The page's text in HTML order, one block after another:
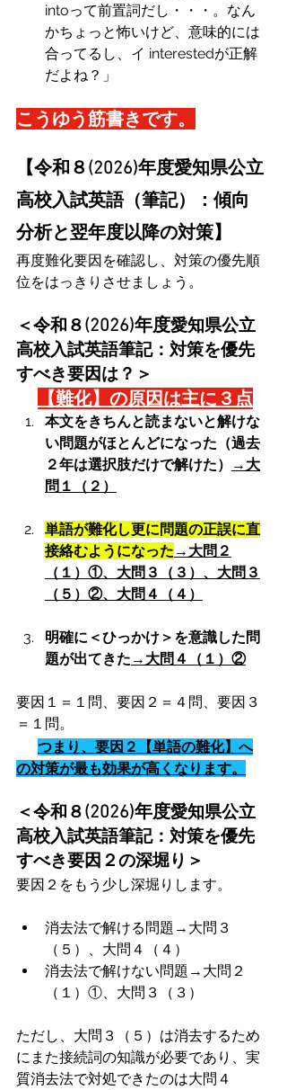
intoって前置詞だし・・・。なん
かちょっと怖いけど、意味的には
合ってるし、イ interestedが正解
だよね？」
こうゆう筋書きです。
【令和８(2026)年度愛知県公立
高校入試英語（筆記）：傾向
分析と翌年度以降の対策】
再度難化要因を確認し、対策の優先順
位をはっきりさせましょう。
＜令和８(2026)年度愛知県公立
高校入試英語筆記：対策を優先
すべき要因は？＞
【難化】の原因は主に３点
本文をきちんと読まないと解けな
い問題がほとんどになった（過去
２年は選択肢だけで解けた）
→大
問１（２）
単語が難化し更に問題の正誤に直
接絡むようになった →大問２
（１）①、大問３（３）、大問３
（５）②、大問４（４）
明確に＜ひっかけ＞を意識した問
題が出てきた →大問４（１）②
要因１＝１問、要因２＝４問、要因３
＝１問。
つまり、要因２【単語の難化】へ
の対策が最も効果が高くなります。
＜令和８(2026)年度愛知県公立
高校入試英語筆記：対策を優先
すべき要因２の深堀り＞
要因２をもう少し深堀りします。
消去法で解ける問題→大問３
（５）、大問４（４）
消去法で解けない問題→大問２
（１）①、大問３（３）
ただし、大問３（５）は消去するため
にまた接続詞の知識が必要であり、実
質消去法で対処できたのは大問４